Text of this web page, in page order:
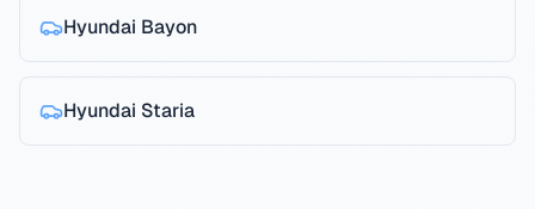
Hyundai Bayon
Hyundai Staria